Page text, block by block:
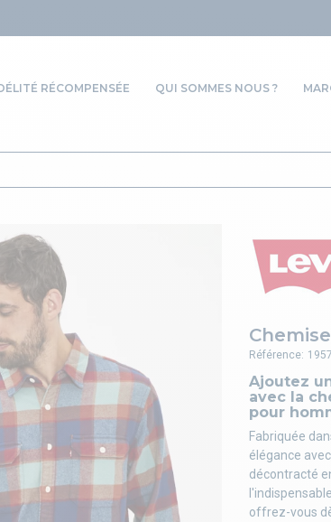
RÉCOMPENSÉE QUI SOMMES NOUS ?
Ajoutez
avec la
pour
Fabriquée
élégance
décontracté
offrez-vous
Référence: